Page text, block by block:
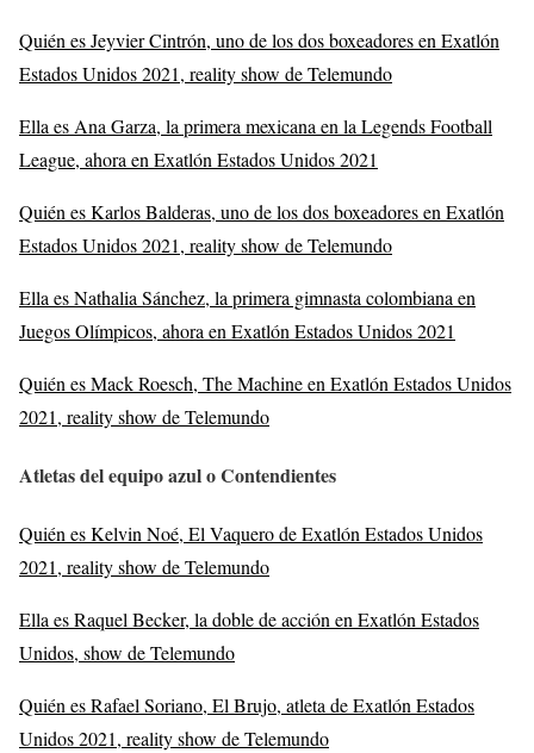
Quién es Jeyvier Cintrón, uno de los dos boxeadores en Exatlón
Estados Unidos 2021, reality show de Telemundo
Ella es Ana Garza, la primera mexicana en la Legends Football
League, ahora en Exatlón Estados Unidos 2021
Quién es Karlos Balderas, uno de los dos boxeadores en Exatlón
Estados Unidos 2021, reality show de Telemundo
Ella es Nathalia Sánchez, la primera gimnasta colombiana en
Juegos Olímpicos, ahora en Exatlón Estados Unidos 2021
Quién es Mack Roesch, The Machine en Exatlón Estados Unidos
2021, reality show de Telemundo
Atletas del equipo azul o Contendientes
Quién es Kelvin Noé, El Vaquero de Exatlón Estados Unidos
2021, reality show de Telemundo
Ella es Raquel Becker, la doble de acción en Exatlón Estados
Unidos, show de Telemundo
Quién es Rafael Soriano, El Brujo, atleta de Exatlón Estados
Unidos 2021, reality show de Telemundo